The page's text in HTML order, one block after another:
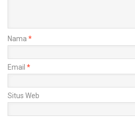
Nama *
Email *
Situs Web